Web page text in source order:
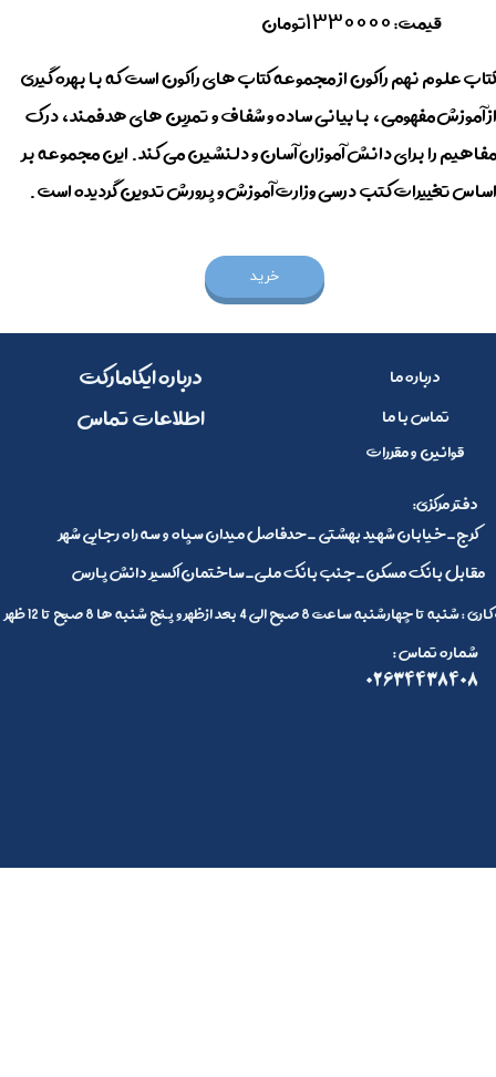
کتاب علوم نهم راکون از مجموعه کتاب های راکون است که با بهره گیری
از آموزش مفهومی، با بیانی ساده و شفاف و تمرین های هدفمند، درک
مفاهیم را برای دانش آموزان آسان و دلنشین می کند. این مجموعه بر
اساس تغییرات کتب درسی وزارت آموزش و پرورش تدوین گردیده است. ​​​​​​​
قیمت:1330000تومان
خرید
درباره ما
تماس با ما
قوانین و مقررات
​​درباره ایکامارکت
​اطلاعات تماس
کرج_خیابان شهید بهشتی _حدفاصل میدان سپاه و سه راه رجایی شهر
مقابل بانک مسکن_جنب بانک ملی_ساختمان اکسیر دانش پارس
:دفتر مرکزی
چهارشنبه ساعت 8 صبح الی 4 بعد ازظهر و پنج شنبه ها 8 صبح تا 12 ظهر
: شماره تماس
02634438408